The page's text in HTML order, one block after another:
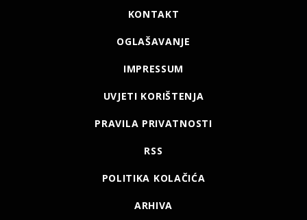
KONTAKT
OGLAŠAVANJE
IMPRESSUM
UVJETI KORIŠTENJA
PRAVILA PRIVATNOSTI
RSS
POLITIKA KOLAČIĆA
ARHIVA